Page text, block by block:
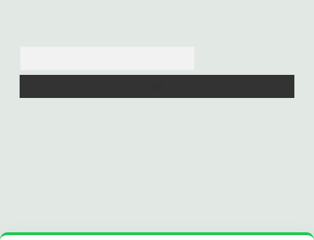
betilbetgir.netbetexperhttps://betexpergir.net/